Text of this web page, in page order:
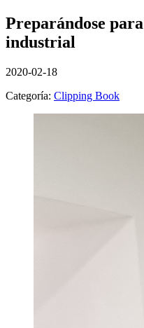
Preparándose
industrial
2020-02-18
Categoría: Clipping Book